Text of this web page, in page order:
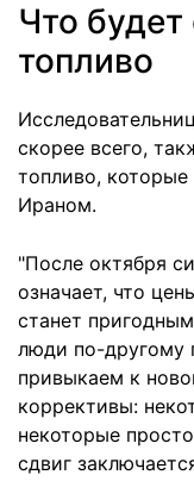
Что
топливо
скорее всего,
топливо,
Ираном.
"После октября
означает, что
станет
люди по-другому
привыкаем к
коррективы:
некоторые
сдвиг